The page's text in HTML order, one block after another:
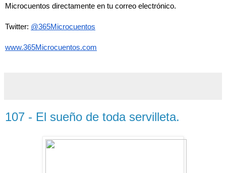
Microcuentos directamente en tu correo electrónico.
Twitter: @365Microcuentos
www.365Microcuentos.com
107 - El sueño de toda servilleta.